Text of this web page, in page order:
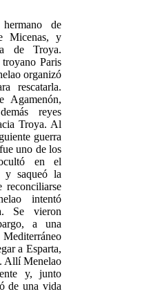
de
Micenas, y
de Troya.
Paris
organizó
rescatarla.
Agamenón,
reyes
Troya. Al
guerra
uno de los
en el
y saqueó la
reconciliarse
intentó
Se vieron
a una
a Esparta,
Allí Menelao
y, junto
de una vida